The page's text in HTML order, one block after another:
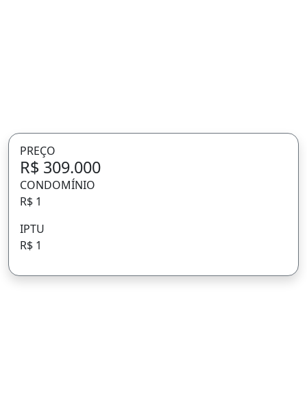
PREÇO
R$ 309.000
CONDOMÍNIO
R$ 1
IPTU
R$ 1